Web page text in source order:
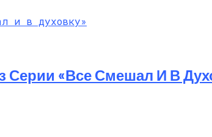
Серии «все Смешал И В